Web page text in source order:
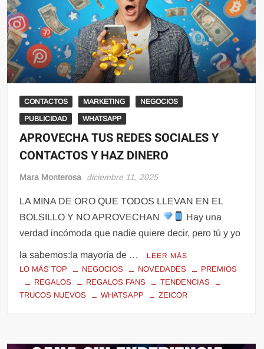
CONTACTOS MARKETING NEGOCIOS
PUBLICIDAD WHATSAPP
APROVECHA TUS REDES SOCIALES Y
CONTACTOS Y HAZ DINERO
Mara Monterosa diciembre 11, 2025
LA MINA DE ORO QUE TODOS LLEVAN EN EL
BOLSILLO Y NO APROVECHAN
Hay una
verdad incómoda que nadie quiere decir, pero tú y yo
la sabemos:la mayoría de … LEER MÁS
LO MÁS TOP NEGOCIOS NOVEDADES
PREMIOS
REGALOS
REGALOS FANS
TENDENCIAS
TRUCOS NUEVOS
WHATSAPP ZEICOR